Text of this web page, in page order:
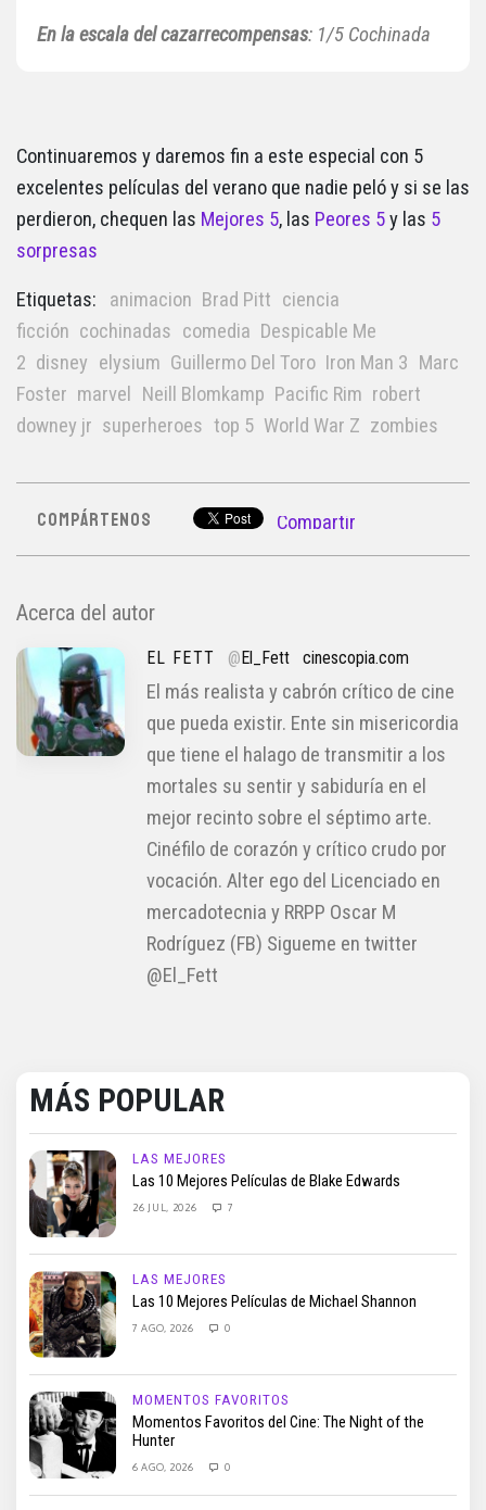
En la escala del cazarrecompensas: 1/5 Cochinada
Continuaremos y daremos fin a este especial con 5
excelentes películas del verano que nadie peló y si se las
perdieron, chequen las Mejores 5, las Peores 5y las 5
sorpresas
Etiquetas: animacion Brad Pitt ciencia
ficción cochinadas comedia Despicable Me
2 disney elysium Guillermo Del Toro Iron Man 3 Marc
Foster marvel Neill Blomkamp Pacific Rim robert
downey jr superheroes top 5 World War Z zombies
COMPÁRTENOS Compartir
Acerca del autor
EL FETT @El_Fett cinescopia.com
El más realista y cabrón crítico de cine
que pueda existir. Ente sin misericordia
que tiene el halago de transmitir a los
mortales su sentir y sabiduría en el
mejor recinto sobre el séptimo arte.
Cinéfilo de corazón y crítico crudo por
vocación. Alter ego del Licenciado en
mercadotecnia y RRPP Oscar M
Rodríguez (FB) Sigueme en twitter
@El_Fett
MÁS POPULAR
LAS MEJORES
Las 10 Mejores Películas de Blake Edwards
26 JUL, 2026 7
LAS MEJORES
Las 10 Mejores Películas de Michael Shannon
7 AGO, 2026 0
MOMENTOS FAVORITOS
Momentos Favoritos del Cine: The Night of the
Hunter
6 AGO, 2026 0